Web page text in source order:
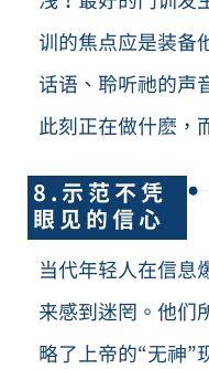
训的焦点应是装备
话语、聆听祂的声
此刻正在做什麽，
8.示范不凭
眼见的信心
当代年轻人在信息
来感到迷罔。他们
略了上帝的“无神”